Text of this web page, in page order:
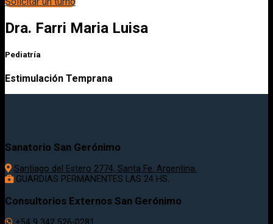
Dra. Farri Maria Luisa
Pediatría
Estimulación Temprana
Sanatorio San Gerónimo
Santiago del Estero 2774, Santa Fe. Argentina.
GUARDIAS PERMANENTES LAS 24 HS.
Consultorios Externos San Gerónimo